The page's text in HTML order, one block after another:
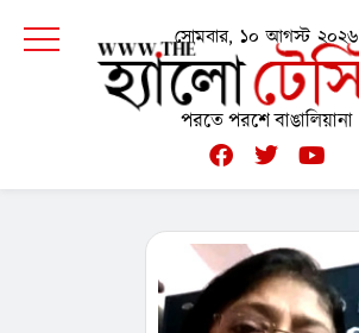
সোমবার, ১০ আগস্ট ২০২৬
পরতে পরশে বাঙালিয়ানা